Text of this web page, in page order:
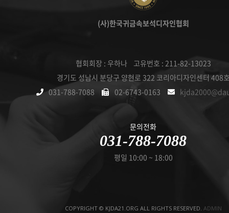
(사)한국귀금속보석디자인협회
협회회장 : 우하나 고유번호 : 211-82-13023
경기도 성남시 분당구 양현로 322 코리아디자인센터 408
031-788-7088
02-6743-0163
문의전화
031-788-7088
평일 10:00 ~ 18:00
COPYRIGHT © KJDA21.ORG ALL RIGHTS RESERVED. ADMIN